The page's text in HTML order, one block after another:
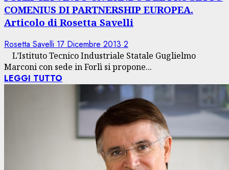
COMENIUS DI PARTNERSHIP EUROPEA.
Articolo di Rosetta Savelli
Rosetta Savelli 17 Dicembre 2013 2
L’Istituto Tecnico Industriale Statale Guglielmo
Marconi con sede in Forlì si propone...
LEGGI TUTTO